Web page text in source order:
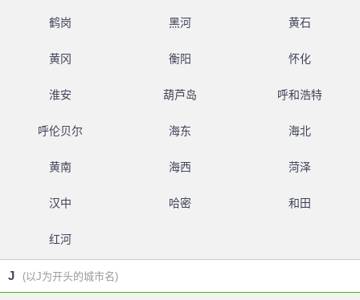
鹤岗 黑河 黄石
黄冈 衡阳 怀化
淮安 葫芦岛 呼和浩特
呼伦贝尔 海东 海北
黄南 海西 菏泽
汉中 哈密 和田
红河
J (以J为开头的城市名)